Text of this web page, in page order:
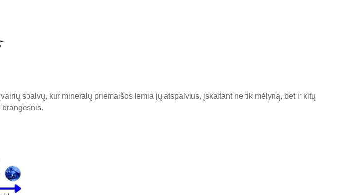
spalvų, kur mineralų priemaišos lemia jų atspalvius, įskaitant ne tik mėlyną, bet ir kitų
brangesnis.